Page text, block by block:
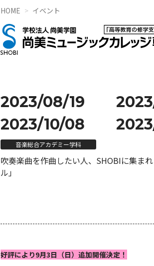
HOME イベント
2023/08/19
2023/10/08
音楽総合アカデミー学科
吹奏楽曲を作曲したい人、SHOBIに集ま
ル」
好評により9月3日（日）追加開催決定！